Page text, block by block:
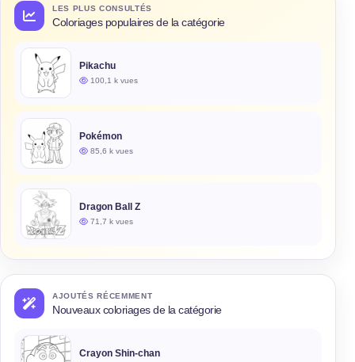
LES PLUS CONSULTÉS
Coloriages populaires de la catégorie
Pikachu
100,1 k vues
Pokémon
85,6 k vues
Dragon Ball Z
71,7 k vues
AJOUTÉS RÉCEMMENT
Nouveaux coloriages de la catégorie
Crayon Shin-chan